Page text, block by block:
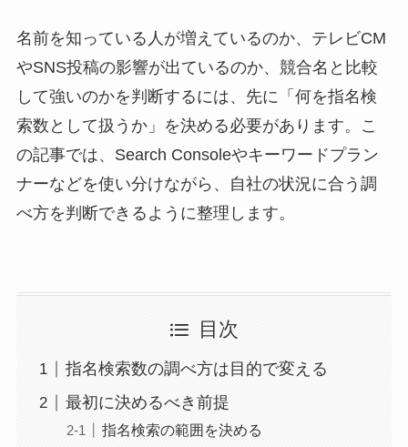
名前を知っている人が増えているのか、テレビCM
やSNS投稿の影響が出ているのか、競合名と比較
して強いのかを判断するには、先に「何を指名検
索数として扱うか」を決める必要があります。こ
の記事では、Search Consoleやキーワードプラン
ナーなどを使い分けながら、自社の状況に合う調
べ方を判断できるように整理します。
目次
指名検索数の調べ方は目的で変える
最初に決めるべき前提
指名検索の範囲を決める